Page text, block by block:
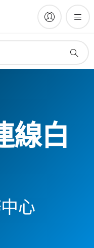
線白
心